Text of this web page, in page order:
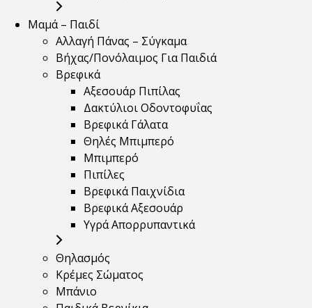
Μαμά – Παιδί
Αλλαγή Πάνας – Σύγκαμα
Βήχας/Πονόλαιμος Για Παιδιά
Βρεφικά
Αξεσουάρ Πιπίλας
Δακτύλιοι Οδοντοφυΐας
Βρεφικά Γάλατα
Θηλές Μπιμπερό
Μπιμπερό
Πιπίλες
Βρεφικά Παιχνίδια
Βρεφικά Αξεσουάρ
Υγρά Απορρυπαντικά
Θηλασμός
Κρέμες Σώματος
Μπάνιο